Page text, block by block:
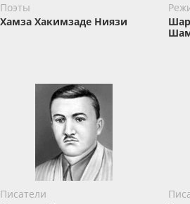
Поэты
Хамза Хакимзаде Ниязи
Писатели